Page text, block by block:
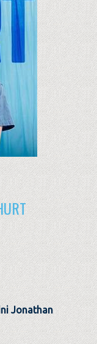
Jonathan